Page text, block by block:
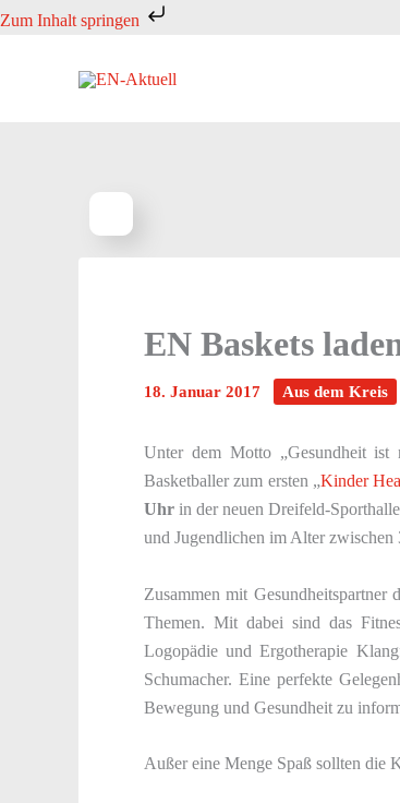
Zum Inhalt springen
Zum
EN Baskets
18. Januar 2017 Aus dem Kreis
Unter dem Motto „Gesundheit ist
Basketballer zum ersten „Kinder
Uhr in der neuen Dreifeld-
und Jugendlichen im Alter zwischen
Zusammen mit Gesundheitspartner
Themen. Mit dabei sind das
Logopädie und Ergotherapie
Schumacher. Eine perfekte
Bewegung und Gesundheit zu
Außer eine Menge Spaß sollten die